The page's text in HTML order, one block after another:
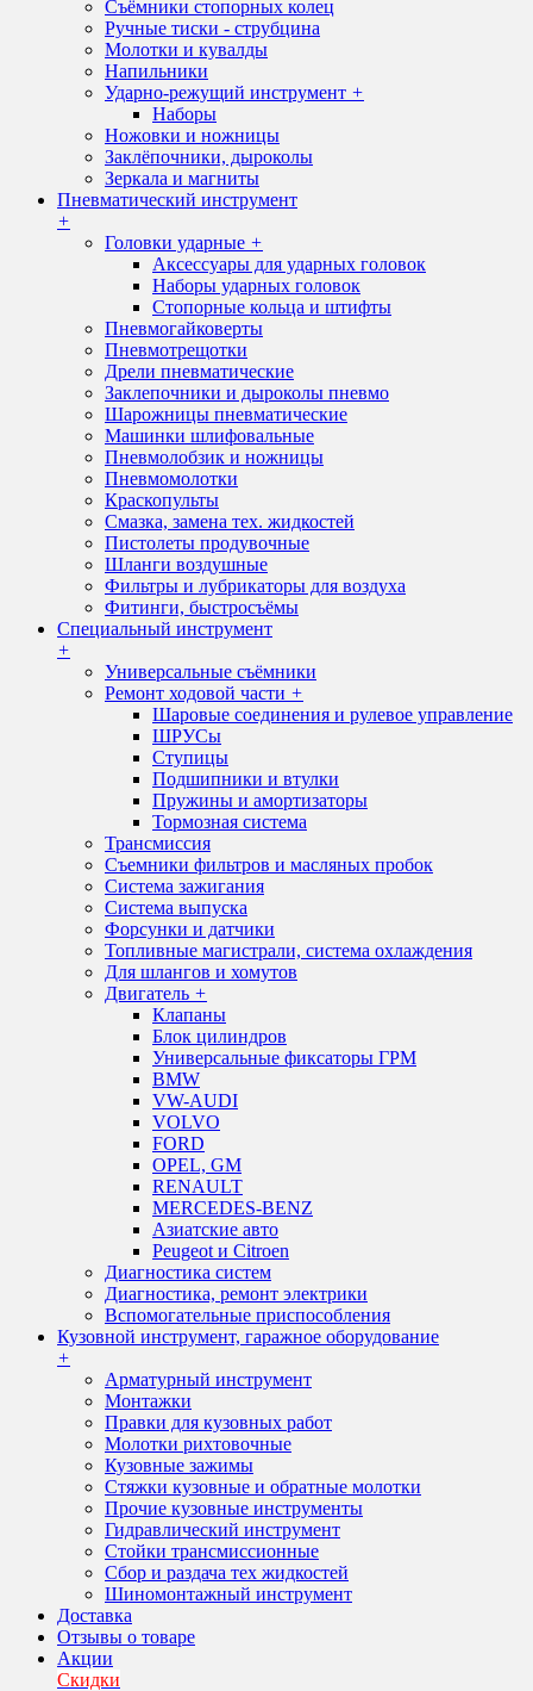
Съёмники стопорных колец
Ручные тиски - струбцина
Молотки и кувалды
Напильники
Ударно-режущий инструмент +
Наборы
Ножовки и ножницы
Заклёпочники, дыроколы
Зеркала и магниты
Пневматический инструмент
+
Головки ударные +
Аксессуары для ударных головок
Наборы ударных головок
Стопорные кольца и штифты
Пневмогайковерты
Пневмотрещотки
Дрели пневматические
Заклепочники и дыроколы пневмо
Шарожницы пневматические
Машинки шлифовальные
Пневмолобзик и ножницы
Пневмомолотки
Краскопульты
Смазка, замена тех. жидкостей
Пистолеты продувочные
Шланги воздушные
Фильтры и лубрикаторы для воздуха
Фитинги, быстросъёмы
Специальный инструмент
+
Универсальные съёмники
Ремонт ходовой части +
Шаровые соединения и рулевое управление
ШРУСы
Ступицы
Подшипники и втулки
Пружины и амортизаторы
Тормозная система
Трансмиссия
Съемники фильтров и масляных пробок
Система зажигания
Система выпуска
Форсунки и датчики
Топливные магистрали, система охлаждения
Для шлангов и хомутов
Двигатель +
Клапаны
Блок цилиндров
Универсальные фиксаторы ГРМ
BMW
VW-AUDI
VOLVO
FORD
OPEL, GM
RENAULT
MERCEDES-BENZ
Азиатские авто
Peugeot и Citroen
Диагностика систем
Диагностика, ремонт электрики
Вспомогательные приспособления
Кузовной инструмент, гаражное оборудование
+
Арматурный инструмент
Монтажки
Правки для кузовных работ
Молотки рихтовочные
Кузовные зажимы
Стяжки кузовные и обратные молотки
Прочие кузовные инструменты
Гидравлический инструмент
Стойки трансмиссионные
Сбор и раздача тех жидкостей
Шиномонтажный инструмент
Доставка
Отзывы о товаре
Акции
Скидки